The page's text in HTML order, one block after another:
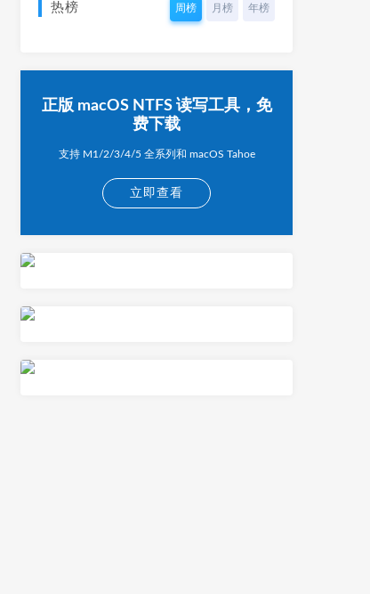
热榜 周榜 月榜 年榜
正版 macOS NTFS 读写工具，免
费下载
支持 M1/2/3/4/5 全系列和 macOS Tahoe
立即查看